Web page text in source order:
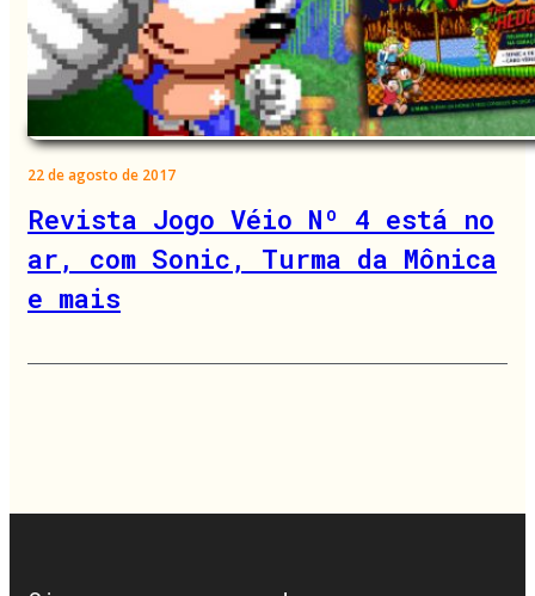
22 de agosto de 2017
Revista Jogo Véio Nº 4 está no
ar, com Sonic, Turma da Mônica
e mais